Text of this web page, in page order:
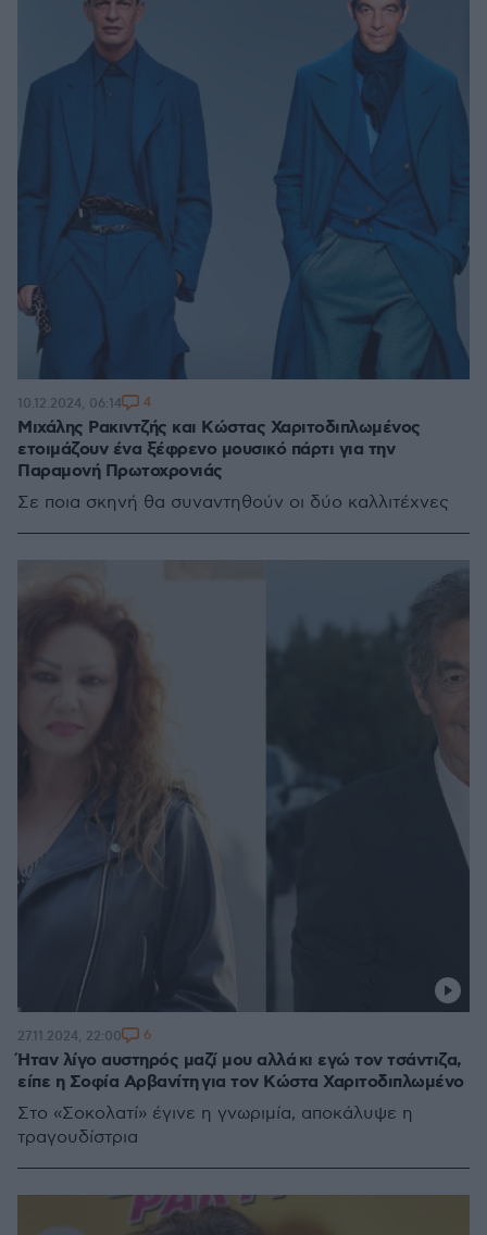
Μιχάλης Ρακιντζής και Κώστας Χαριτοδιπλωμένος
ετοιμάζουν ένα ξέφρενο μουσικό πάρτι για την
Παραμονή Πρωτοχρονιάς
Σε ποια σκηνή θα συναντηθούν οι δύο καλλιτέχνες
10.12.2024, 06:14 4
Ήταν λίγο αυστηρός μαζί μου αλλά κι εγώ τον τσάντιζα,
είπε η Σοφία Αρβανίτη για τον Κώστα Χαριτοδιπλωμένο
Στο «Σοκολατί» έγινε η γνωριμία, αποκάλυψε η
τραγουδίστρια
27.11.2024, 22:00 6